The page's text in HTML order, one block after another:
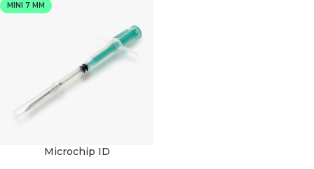
MINI 7 MM
Microchip ID